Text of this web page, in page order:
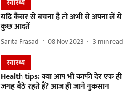
स्वास्थ्य
यदि कैंसर से बचना है तो अभी से अपना लें ये
कुछ आदतें
Sarita Prasad 08 Nov 2023 3 min read
स्वास्थ्य
Health tips: क्या आप भी काफी देर एक ही
जगह बैठे रहते हैं? आज ही जाने नुकसान